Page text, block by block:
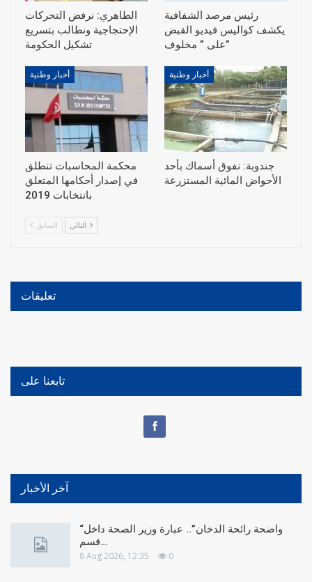
الطاهري: نرفض التحركات
الإحتجاجية ونطالب بتسريع
رئيس مرصد الشفافية
يكشف كواليس فيديو القبض
على ” مخلوف”
أخبار وطنية
محكمة المحاسبات تنطلق
في إصدار أحكامها المتعلق
بانتخابات 2019
أخبار وطنية
جندوبة: نفوق أسماك بأحد
الأحواض المائية المستزرعة
السابق
تعليقات
تابعنا على
آخر الأخبار
“واضحة رائحة الدخان”.. عبارة وزير الصحة داخل
قسم…
8 Aug 2026, 12:35 0